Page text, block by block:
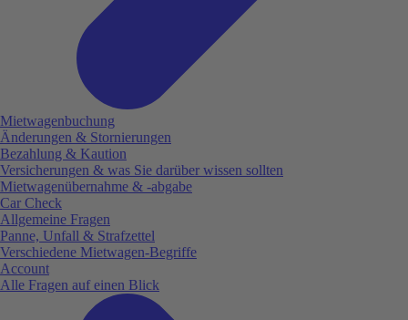
Mietwagenbuchung
Änderungen & Stornierungen
Bezahlung & Kaution
Versicherungen & was Sie darüber wissen sollten
Mietwagenübernahme & -abgabe
Car Check
Allgemeine Fragen
Panne, Unfall & Strafzettel
Verschiedene Mietwagen-Begriffe
Account
Alle Fragen auf einen Blick